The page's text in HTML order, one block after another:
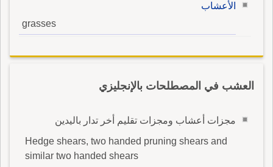
الأعشاب
grasses
العشب في المصطلحات بالإنجليزي
مجزات أعشاب ومجزات تقليم أخر تدار باليدين
Hedge shears, two handed pruning shears and
similar two handed shears